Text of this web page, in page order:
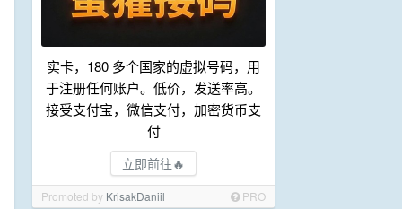
实卡，180 多个国家的虚拟号码，用
于注册任何账户。低价，发送率高。
接受支付宝，微信支付，加密货币支
付
立即前往🔥
Promoted by KrisakDaniil PRO